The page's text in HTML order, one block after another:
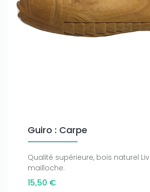
Guiro : Carpe
Qualité supérieure, bois naturel
mailloche.
15,50 €